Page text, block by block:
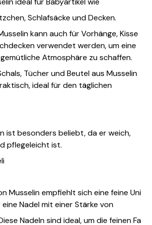
Schlafsäcke und Decken.
kann auch für Vorhänge, Kisse
verwendet werden, um eine
Atmosphäre zu schaffen.
Tücher und Beutel aus Musselin
ideal für den täglichen
ist besonders beliebt, da er weich,
pflegeleicht ist.
Musselin empfiehlt sich eine feine Uni
Nadel mit einer Stärke von
Nadeln sind ideal, um die feinen Fa